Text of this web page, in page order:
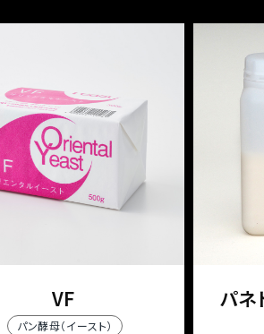
VF
パン酵母（イースト）
パネ